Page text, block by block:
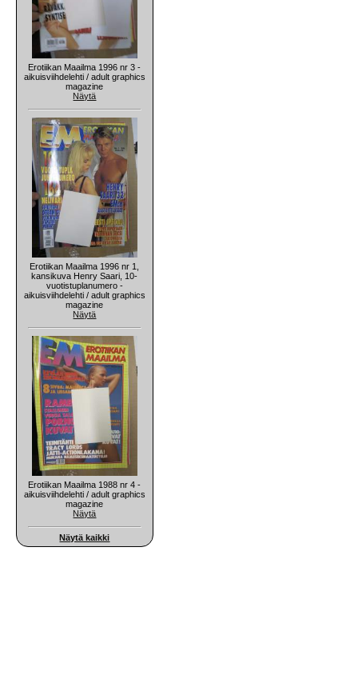
Erotiikan Maailma 1996 nr 3 -
aikuisviihdelehti / adult graphics
magazine
Näytä
Erotiikan Maailma 1996 nr 1,
kansikuva Henry Saari, 10-
vuotistuplanumero -
aikuisviihdelehti / adult graphics
magazine
Näytä
Erotiikan Maailma 1988 nr 4 -
aikuisviihdelehti / adult graphics
magazine
Näytä
Näytä kaikki